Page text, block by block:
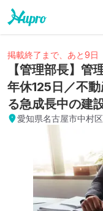
掲載終了まで、あと9日
【管理部長】管
年休125日／不
る急成長中の建
愛知県名古屋市中村区